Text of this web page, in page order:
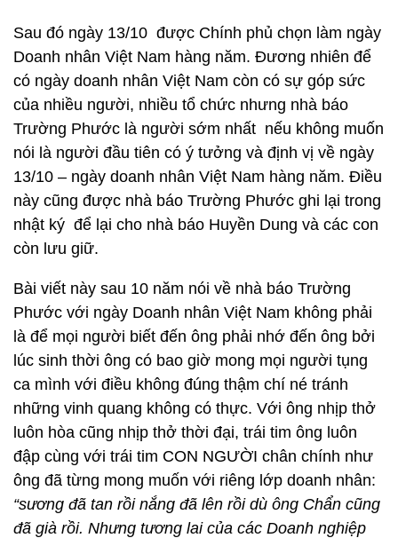
Sau đó ngày 13/10 được Chính phủ chọn làm ngày
Doanh nhân Việt Nam hàng năm. Đương nhiên để
có ngày doanh nhân Việt Nam còn có sự góp sức
của nhiều người, nhiều tổ chức nhưng nhà báo
Trường Phước là người sớm nhất nếu không muốn
nói là người đầu tiên có ý tưởng và định vị về ngày
13/10 – ngày doanh nhân Việt Nam hàng năm. Điều
này cũng được nhà báo Trường Phước ghi lại trong
nhật ký để lại cho nhà báo Huyền Dung và các con
còn lưu giữ.
Bài viết này sau 10 năm nói về nhà báo Trường
Phước với ngày Doanh nhân Việt Nam không phải
là để mọi người biết đến ông phải nhớ đến ông bởi
lúc sinh thời ông có bao giờ mong mọi người tụng
ca mình với điều không đúng thậm chí né tránh
những vinh quang không có thực. Với ông nhịp thở
luôn hòa cũng nhịp thở thời đại, trái tim ông luôn
đập cùng với trái tim CON NGƯỜI chân chính như
ông đã từng mong muốn với riêng lớp doanh nhân:
“sương đã tan rồi nắng đã lên rồi dù ông Chẩn cũng
đã già rồi. Nhưng tương lai của các Doanh nghiệp